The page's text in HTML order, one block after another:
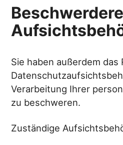
Sie haben außerdem
Verarbeitung Ihrer
zu beschweren.
Zuständige